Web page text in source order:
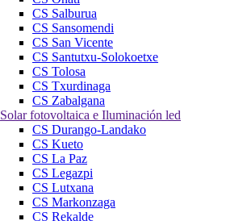
CS Salburua
CS Sansomendi
CS San Vicente
CS Santutxu-Solokoetxe
CS Tolosa
CS Txurdinaga
CS Zabalgana
Solar fotovoltaica e Iluminación led
CS Durango-Landako
CS Kueto
CS La Paz
CS Legazpi
CS Lutxana
CS Markonzaga
CS Rekalde